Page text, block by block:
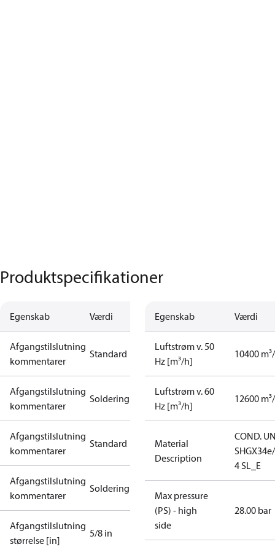
Produktspecifikationer
Egenskab Værdi
Afgangstilslutning
kommentarer
Standard
Afgangstilslutning
kommentarer
Soldering
Afgangstilslutning
kommentarer
Standard
Afgangstilslutning
kommentarer
Soldering
Afgangstilslutning
størrelse [in]
5/8 in
Egenskab Værdi
Luftstrøm v. 50
Hz [m³/h]
10400
Luftstrøm v. 60
Hz [m³/h]
12600
Material
Description
COND.
4 SL_E
Max pressure
(PS) - high
side
28.00 bar